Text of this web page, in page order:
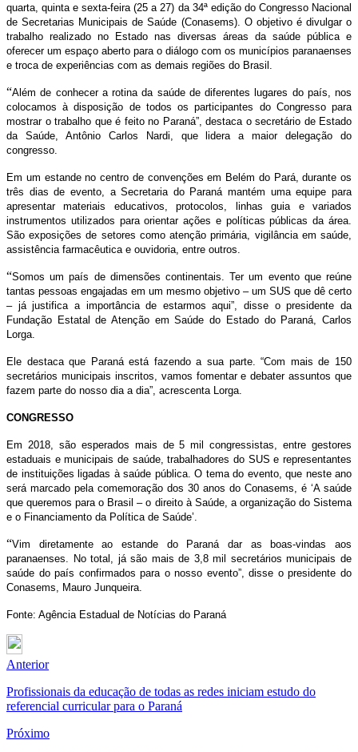
quarta, quinta e sexta-feira (25 a 27) da 34ª edição do Congresso Nacional
de Secretarias Municipais de Saúde (Conasems). O objetivo é divulgar o
trabalho realizado no Estado nas diversas áreas da saúde pública e
oferecer um espaço aberto para o diálogo com os municípios paranaenses
e troca de experiências com as demais regiões do Brasil.
“Além de conhecer a rotina da saúde de diferentes lugares do país, nos
colocamos à disposição de todos os participantes do Congresso para
mostrar o trabalho que é feito no Paraná”, destaca o secretário de Estado
da Saúde, Antônio Carlos Nardi, que lidera a maior delegação do
congresso.
Em um estande no centro de convenções em Belém do Pará, durante os
três dias de evento, a Secretaria do Paraná mantém uma equipe para
apresentar materiais educativos, protocolos, linhas guia e variados
instrumentos utilizados para orientar ações e políticas públicas da área.
São exposições de setores como atenção primária, vigilância em saúde,
assistência farmacêutica e ouvidoria, entre outros.
“Somos um país de dimensões continentais. Ter um evento que reúne
tantas pessoas engajadas em um mesmo objetivo – um SUS que dê certo
– já justifica a importância de estarmos aqui”, disse o presidente da
Fundação Estatal de Atenção em Saúde do Estado do Paraná, Carlos
Lorga.
Ele destaca que Paraná está fazendo a sua parte. “Com mais de 150
secretários municipais inscritos, vamos fomentar e debater assuntos que
fazem parte do nosso dia a dia”, acrescenta Lorga.
CONGRESSO
Em 2018, são esperados mais de 5 mil congressistas, entre gestores
estaduais e municipais de saúde, trabalhadores do SUS e representantes
de instituições ligadas à saúde pública. O tema do evento, que neste ano
será marcado pela comemoração dos 30 anos do Conasems, é ‘A saúde
que queremos para o Brasil – o direito à Saúde, a organização do Sistema
e o Financiamento da Política de Saúde’.
“Vim diretamente ao estande do Paraná dar as boas-vindas aos
paranaenses. No total, já são mais de 3,8 mil secretários municipais de
saúde do país confirmados para o nosso evento”, disse o presidente do
Conasems, Mauro Junqueira.
Fonte: Agência Estadual de Notícias do Paraná
Anterior
Profissionais da educação de todas as redes iniciam estudo do
referencial curricular para o Paraná
Próximo